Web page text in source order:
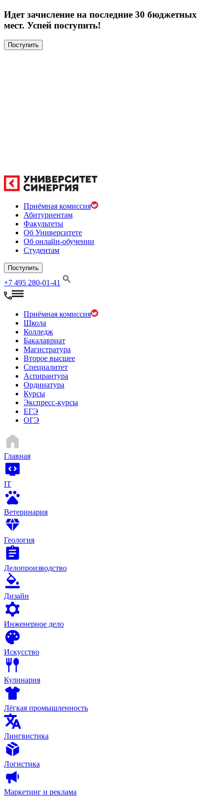
Идет зачисление на последние 30 бюджетных
мест. Успей поступить!
Поступить
Приёмная комиссия
Абитуриентам
Факультеты
Об Университете
Об онлайн-обучении
Студентам
Поступить
+7 495 280-01-41
Приёмная комиссия
Школа
Колледж
Бакалавриат
Магистратура
Второе высшее
Специалитет
Аспирантура
Ординатура
Курсы
Экспресс-курсы
ЕГЭ
ОГЭ
Главная
IT
Ветеринария
Геология
Делопроизводство
Дизайн
Инженерное дело
Искусство
Кулинария
Лёгкая промышленность
Лингвистика
Логистика
Маркетинг и реклама